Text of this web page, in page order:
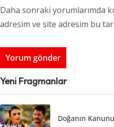
Daha sonraki yorumlarımda
adresim ve site adresim bu
Yeni Fragmanlar
Doğanın